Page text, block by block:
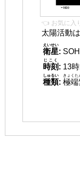
👈 お気に入
太陽活動
衛星
えいせい
:
時刻
じこく
: 13
種類
しゅるい
: 極端
きょくた